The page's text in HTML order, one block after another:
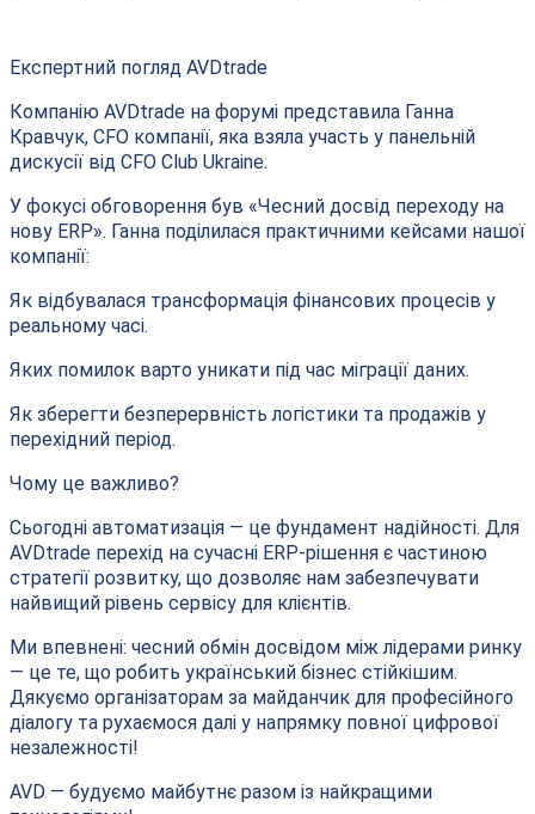
Експертний погляд AVDtrade
Компанію AVDtrade на форумі представила Ганна
Кравчук, CFO компанії, яка взяла участь у панельній
дискусії від CFO Club Ukraine.
У фокусі обговорення був «Чесний досвід переходу на
нову ERP». Ганна поділилася практичними кейсами нашої
компанії:
Як відбувалася трансформація фінансових процесів у
реальному часі.
Яких помилок варто уникати під час міграції даних.
Як зберегти безперервність логістики та продажів у
перехідний період.
Чому це важливо?
Сьогодні автоматизація — це фундамент надійності. Для
AVDtrade перехід на сучасні ERP-рішення є частиною
стратегії розвитку, що дозволяє нам забезпечувати
найвищий рівень сервісу для клієнтів.
Ми впевнені: чесний обмін досвідом між лідерами ринку
— це те, що робить український бізнес стійкішим.
Дякуємо організаторам за майданчик для професійного
діалогу та рухаємося далі у напрямку повної цифрової
незалежності!
AVD — будуємо майбутнє разом із найкращими